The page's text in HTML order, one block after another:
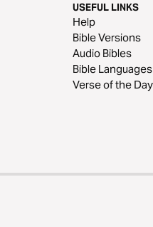
USEFUL LINKS
Help
Bible Versions
Audio Bibles
Bible Languages
Verse of the Day